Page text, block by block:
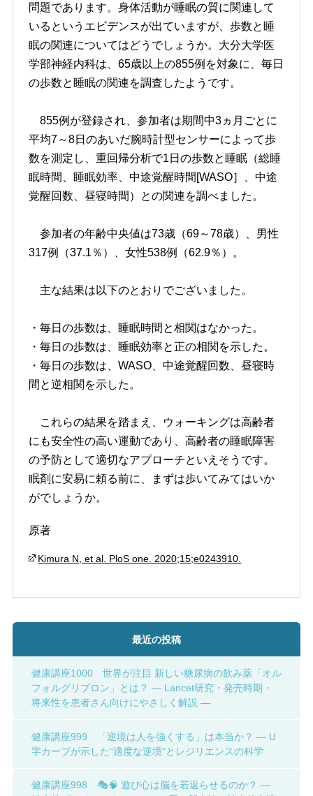
問題であります。身体活動が睡眠の質に関連して
いるというエビデンスが出ていますが、歩数と睡
眠の関連についてはどうでしょうか。大分大学医
学部神経内科は、65歳以上の855例を対象に、毎日
の歩数と睡眠の関連を調査したようです。
855例が登録され、参加者は期間中3ヵ月ごとに
平均7～8日のあいだ腕時計型センサーによって歩
数を測定し、重回帰分析で1日の歩数と睡眠（総睡
眠時間、睡眠効率、中途覚醒時間[WASO］、中途
覚醒回数、昼寝時間）との関連を調べました。
参加者の年齢中央値は73歳（69～78歳）、男性
317例（37.1％）、女性538例（62.9％）。
主な結果は以下のとおりでございました。
・毎日の歩数は、睡眠時間と相関はなかった。
・毎日の歩数は、睡眠効率と正の相関を示した。
・毎日の歩数は、WASO、中途覚醒回数、昼寝時
間と逆相関を示した。
これらの結果を踏まえ、ウォーキングは高齢者
にも安全性の高い運動であり、高齢者の睡眠障害
の予防として適切なアプローチといえそうです。
眠剤に安易に頼る前に、まずは歩いてみてはいか
がでしょうか。
原著
Kimura N, et al. PloS one. 2020;15;e0243910.
最近の投稿
健康講座1000 世界が注目 新しい糖尿病の飲み薬「オル
フォルグリプロン」とは？ ― Lancet研究・発売時期・
将来性を患者さん向けにやさしく解説 ―
健康講座999 「逆境は人を強くする」は本当か？ ― U
字カーブが示した“適度な逆境”とレジリエンスの科学
健康講座998 🎭🧠 遊び心は脳を若返らせるのか？ ―